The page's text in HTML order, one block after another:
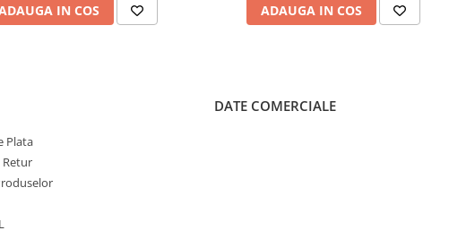
IN COS ADAUGA IN COS
Plata
Retur
DATE COMERCIALE